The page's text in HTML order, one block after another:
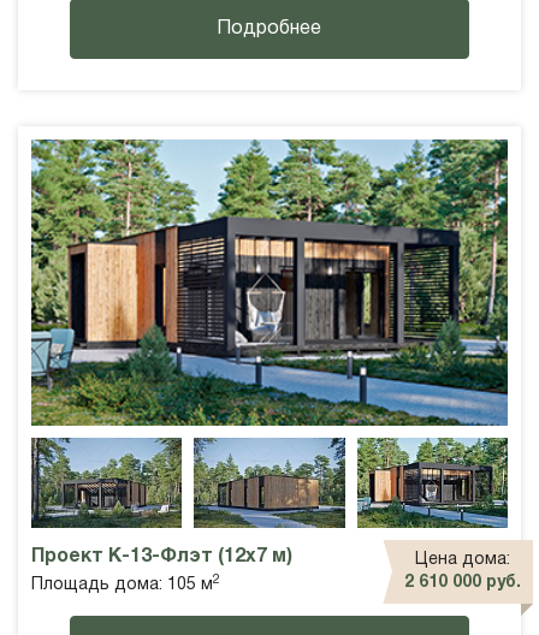
Подробнее
Проект К-13-Флэт (12х7 м)
Площадь дома: 105 м2
Цена дома:
2 610 000 руб.